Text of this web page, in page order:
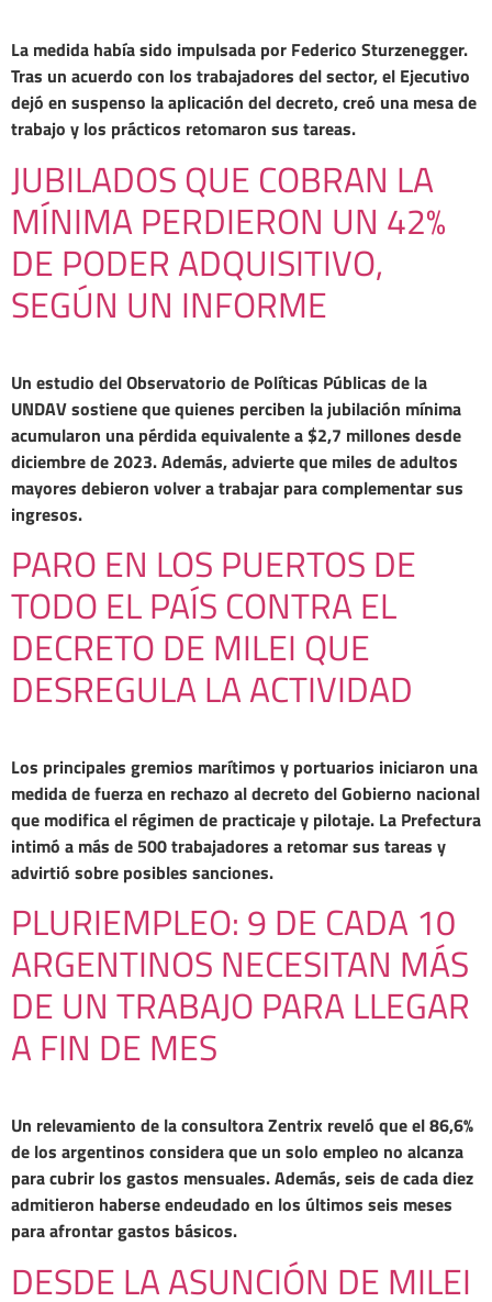
La medida había sido impulsada por Federico Sturzenegger.
Tras un acuerdo con los trabajadores del sector, el Ejecutivo
dejó en suspenso la aplicación del decreto, creó una mesa de
trabajo y los prácticos retomaron sus tareas.
JUBILADOS QUE COBRAN LA
MÍNIMA PERDIERON UN 42%
DE PODER ADQUISITIVO,
SEGÚN UN INFORME
Un estudio del Observatorio de Políticas Públicas de la
UNDAV sostiene que quienes perciben la jubilación mínima
acumularon una pérdida equivalente a $2,7 millones desde
diciembre de 2023. Además, advierte que miles de adultos
mayores debieron volver a trabajar para complementar sus
ingresos.
PARO EN LOS PUERTOS DE
TODO EL PAÍS CONTRA EL
DECRETO DE MILEI QUE
DESREGULA LA ACTIVIDAD
Los principales gremios marítimos y portuarios iniciaron una
medida de fuerza en rechazo al decreto del Gobierno nacional
que modifica el régimen de practicaje y pilotaje. La Prefectura
intimó a más de 500 trabajadores a retomar sus tareas y
advirtió sobre posibles sanciones.
PLURIEMPLEO: 9 DE CADA 10
ARGENTINOS NECESITAN MÁS
DE UN TRABAJO PARA LLEGAR
A FIN DE MES
Un relevamiento de la consultora Zentrix reveló que el 86,6%
de los argentinos considera que un solo empleo no alcanza
para cubrir los gastos mensuales. Además, seis de cada diez
admitieron haberse endeudado en los últimos seis meses
para afrontar gastos básicos.
DESDE LA ASUNCIÓN DE MILEI